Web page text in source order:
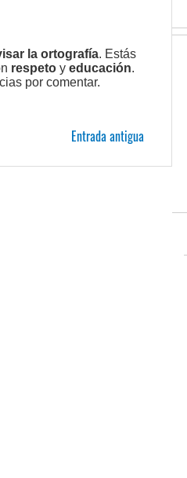
la ortografía. Estás
respeto y educación.
por comentar.
Entrada antigua